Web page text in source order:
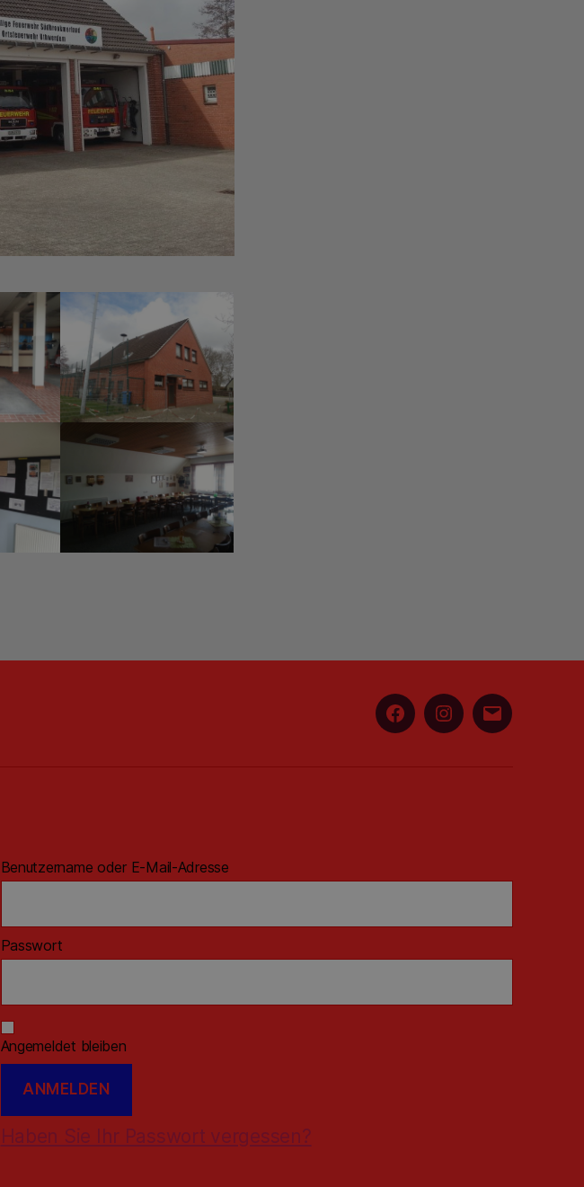
FacebookInstagram
E-
Benutzername oder E-Mail-Adresse
Passwort
Angemeldet bleiben
Haben Sie Ihr Passwort vergessen?